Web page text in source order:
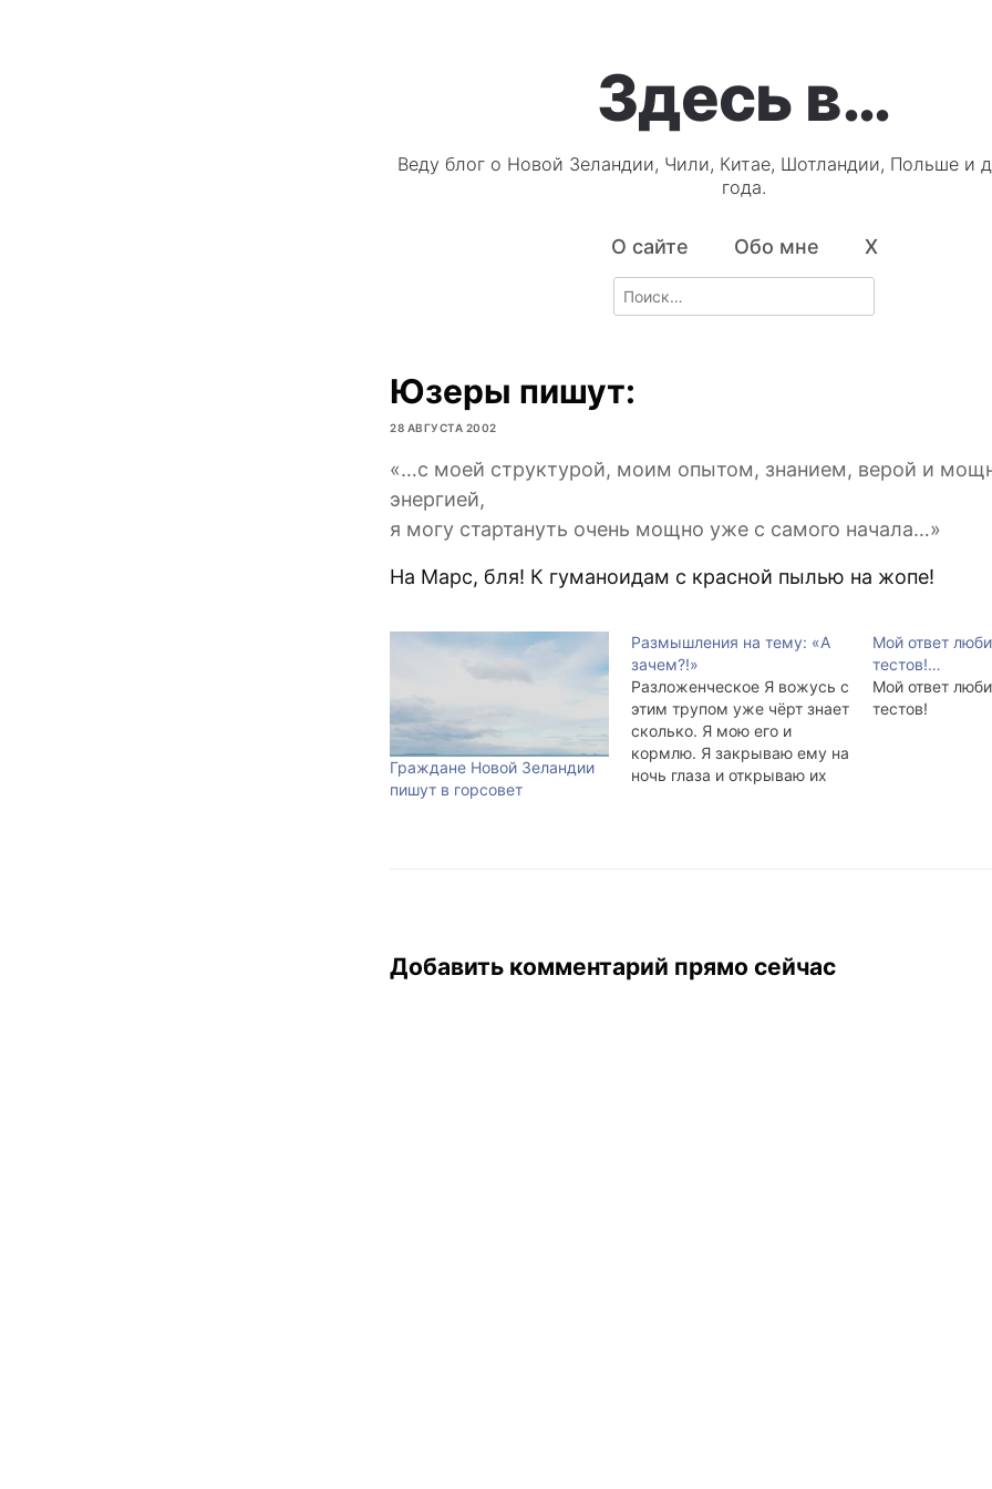
Здесь в…
Веду блог о Новой Зеландии, Чили, Китае, Шотландии, Польше и
года.
О сайте Обо мне X
Search
for:
Юзеры пишут:
28 АВГУСТА 2002
«…с моей структурой, моим опытом, знанием, верой и
энергией,
я могу стартануть очень мощно уже с самого начала…»
На Марс, бля! К гуманоидам с красной пылью на жопе!
Граждане Новой Зеландии
пишут в горсовет
Размышления на тему: «А
зачем?!»
Разложенческое Я вожусь с
этим трупом уже чёрт знает
сколько. Я мою его и
кормлю. Я закрываю ему на
ночь глаза и открываю их
Мой ответ
тестов!…
Мой ответ
тестов!
Добавить комментарий прямо сейчас